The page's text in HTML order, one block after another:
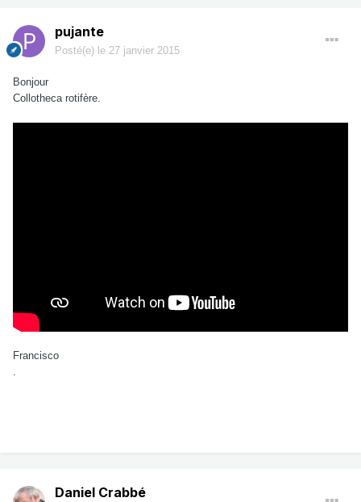
pujante
Posté(e) le 27 janvier 2015
Bonjour
Collotheca rotifère.
Francisco
.
Daniel Crabbé